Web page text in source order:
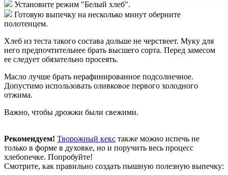
Установите режим "Белый хлеб".
Готовую выпечку на несколько минут оберните
полотенцем.
Хлеб из теста такого состава дольше не черствеет. Муку для
него предпочтительнее брать высшего сорта. Перед замесом
ее следует обязательно просеять.
Масло лучше брать нерафинированное подсолнечное.
Допустимо использовать оливковое первого холодного
отжима.
Важно, чтобы дрожжи были свежими.
Рекомендуем! Творожный кекс также можно испечь не
только в форме в духовке, но и поручить весь процесс
хлебопечке. Попробуйте!
Смотрите, как правильно создать пышную полезную выпечку: